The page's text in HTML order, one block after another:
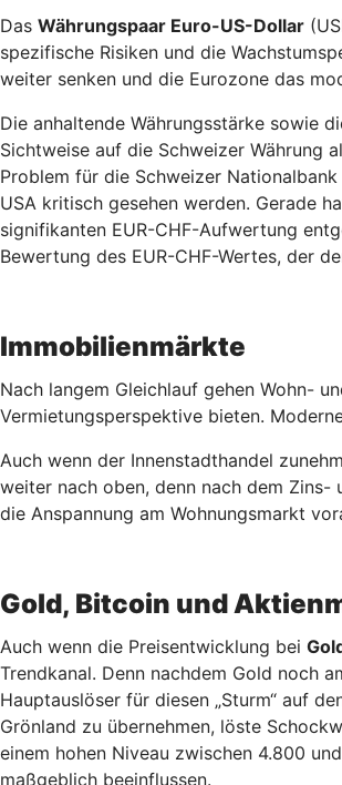
Das Währungspaar Euro-US-Dollar
spezifische Risiken und die
weiter senken und die Eurozone das
Die anhaltende Währungsstärke sowie
Sichtweise auf die Schweizer Währung
Problem für die Schweizer
USA kritisch gesehen werden. Gerade
signifikanten EUR-CHF-Aufwertung
Bewertung des EUR-CHF-Wertes, der
Immobilienmärkte
Nach langem Gleichlauf gehen Wohn-
Vermietungsperspektive bieten.
Auch wenn der Innenstadthandel
weiter nach oben, denn nach dem
die Anspannung am Wohnungsmarkt
Gold, Bitcoin und
Auch wenn die Preisentwicklung bei
Trendkanal. Denn nachdem Gold noch
Hauptauslöser für diesen „Sturm“ auf
Grönland zu übernehmen, löste
einem hohen Niveau zwischen 4.800
maßgeblich beeinflussen.